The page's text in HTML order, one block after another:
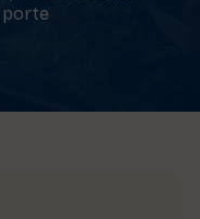
porte